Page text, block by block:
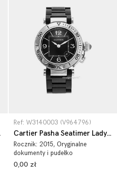
Ref: W3140003 (V964796)
Cartier Pasha Seatimer Lady W3140003
Rocznik: 2015, Oryginalne
dokumenty i pudełko
0,00 zł